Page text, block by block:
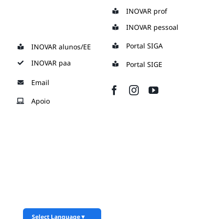
content
INOVAR prof
INOVAR pessoal
INOVAR alunos/EE
INOVAR paa
Portal SIGA
Portal SIGE
Email
Apoio
Select Language▼